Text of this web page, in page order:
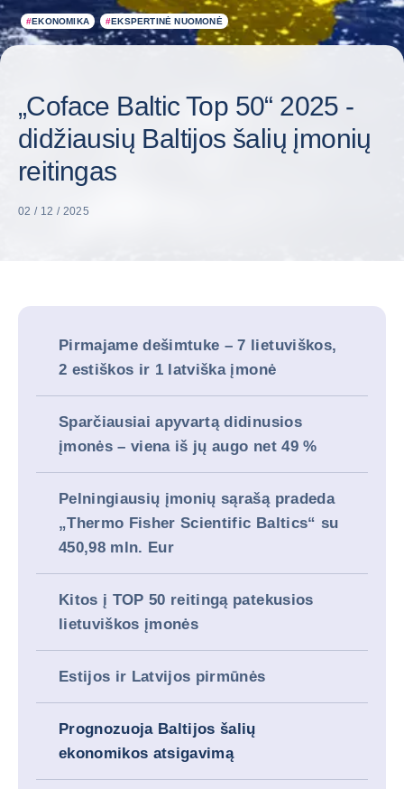
#EKONOMIKA #EKSPERTINĖ NUOMONĖ
„Coface Baltic Top 50“ 2025 -
didžiausių Baltijos šalių įmonių
reitingas
02 / 12 / 2025
Pirmajame dešimtuke – 7 lietuviškos,
2 estiškos ir 1 latviška įmonė
Sparčiausiai apyvartą didinusios
įmonės – viena iš jų augo net 49 %
Pelningiausių įmonių sąrašą pradeda
„Thermo Fisher Scientific Baltics“ su
450,98 mln. Eur
Kitos į TOP 50 reitingą patekusios
lietuviškos įmonės
Estijos ir Latvijos pirmūnės
Prognozuoja Baltijos šalių
ekonomikos atsigavimą